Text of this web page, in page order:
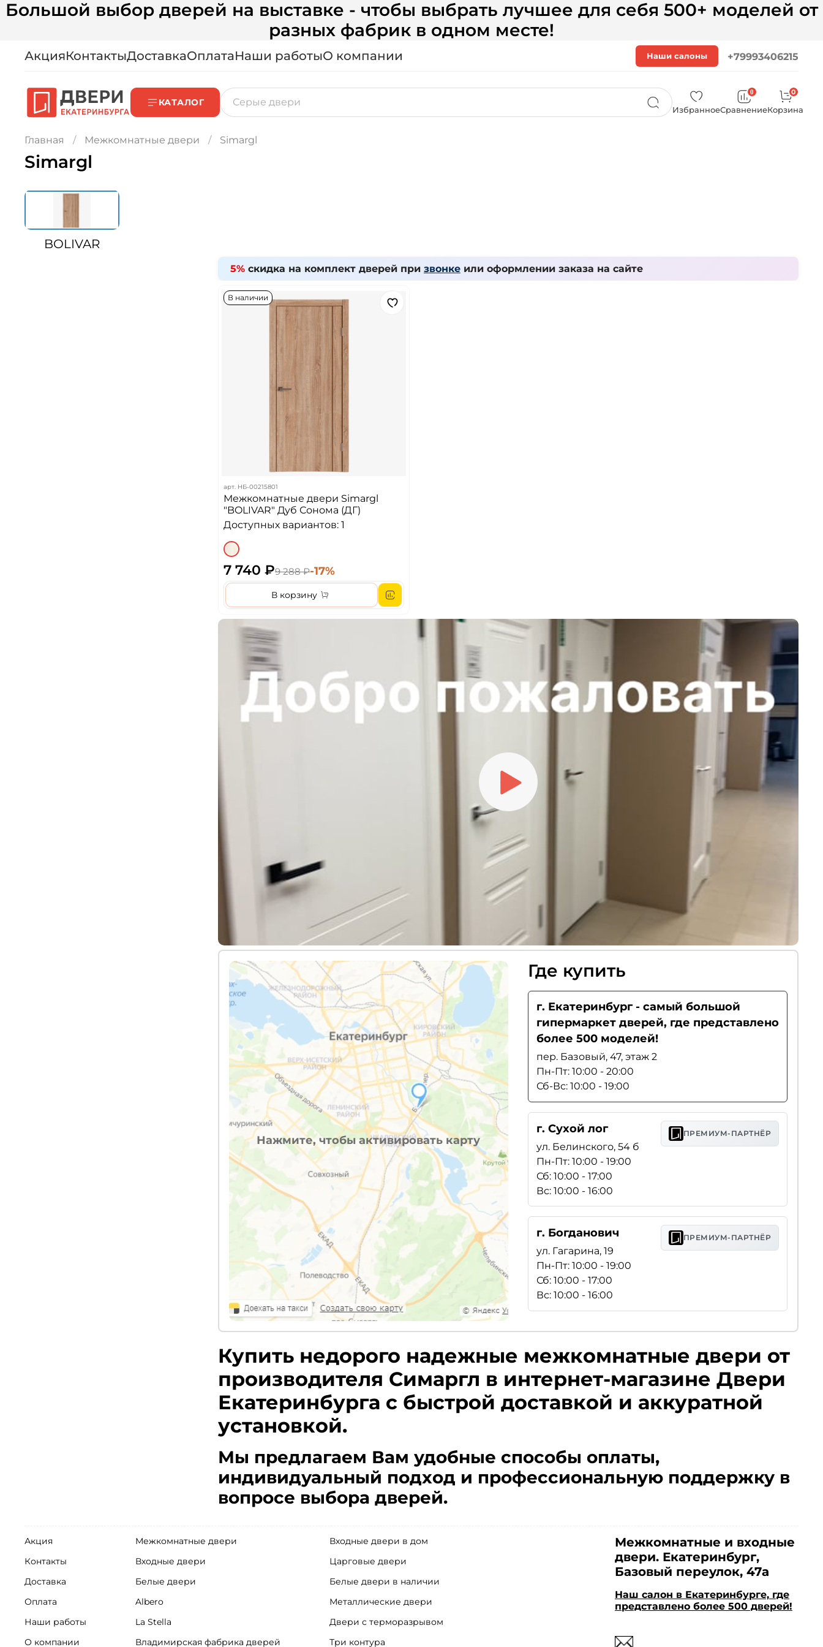
Большой выбор дверей на выставке - чтобы выбрать лучшее для себя 500+ моделей от
разных фабрик в одном месте!
АкцияКонтактыДоставкаОплатаНаши работыО компании Наши салоны +79993406215
КАТАЛОГ
Избранное
0
Сравнение
0
Корзина
Главная Межкомнатные двери Simargl
Simargl
BOLIVAR
5% скидка на комплект дверей при звонкеили оформлении заказа на сайте
В наличии
арт. НБ-00215801
Межкомнатные двери Simargl
"BOLIVAR" Дуб Сонома (ДГ)
Доступных вариантов: 1
7 740 ₽9 288 ₽-17%
В корзину
Нажмите, чтобы активировать карту
Где купить
г. Екатеринбург - самый большой
гипермаркет дверей, где представлено
более 500 моделей!
пер. Базовый, 47, этаж 2
Пн-Пт: 10:00 - 20:00
Сб-Вс: 10:00 - 19:00
г. Сухой лог
ул. Белинского, 54 б
Пн-Пт: 10:00 - 19:00
Сб: 10:00 - 17:00
Вс: 10:00 - 16:00
ПРЕМИУМ-ПАРТНЁР
г. Богданович
ул. Гагарина, 19
Пн-Пт: 10:00 - 19:00
Сб: 10:00 - 17:00
Вс: 10:00 - 16:00
ПРЕМИУМ-ПАРТНЁР
Купить недорого надежные межкомнатные двери от
производителя Симаргл в интернет-магазине Двери
Екатеринбурга с быстрой доставкой и аккуратной
установкой.
Мы предлагаем Вам удобные способы оплаты,
индивидуальный подход и профессиональную поддержку в
вопросе выбора дверей.
Акция
Контакты
Доставка
Оплата
Наши работы
О компании
Межкомнатные двери
Входные двери
Белые двери
Albero
La Stella
Владимирская фабрика дверей
Входные двери в дом
Царговые двери
Белые двери в наличии
Металлические двери
Двери с терморазрывом
Три контура
Межкомнатные и входные
двери. Екатеринбург,
Базовый переулок, 47а
Наш салон в Екатеринбурге, где
представлено более 500 дверей!